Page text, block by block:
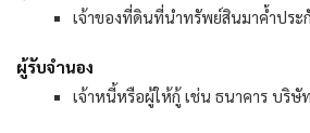
เจ้าของที่ดินที่นำทรัพย์สินมาค้ำปร
ผู้รับจำนอง
เจ้าหนี้หรือผู้ให้กู้ เช่น ธนาคาร บริ